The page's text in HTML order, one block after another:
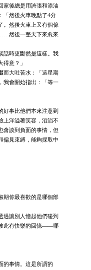
家後總是用誇張和添油
「然後火車晚點了4分
。然後火車上又有個傢
然後一整天下來愈來
話時更斷然是這樣。我
意？」
而大吐苦水：「這星期
我會開始指出：「等一
好事比他們本來注意到
上洋溢著笑容，滔滔不
會談到負面的事情，但
偏見束縛，能夠採取中
期你最喜歡的是哪個部
過讓別人憶起他們碰到
此有快樂的回憶——哪
的事情。這是所謂的